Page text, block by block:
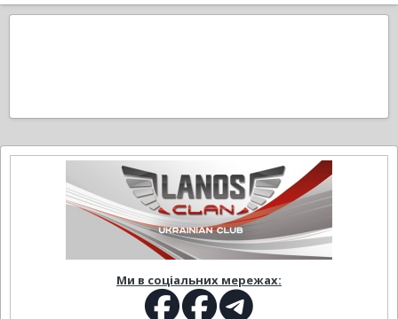
Ми в соціальних мережах: